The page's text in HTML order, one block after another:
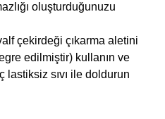
oluşturduğunuzu
çekirdeği çıkarma aletini
edilmiştir) kullanın ve
sıvı ile doldurun